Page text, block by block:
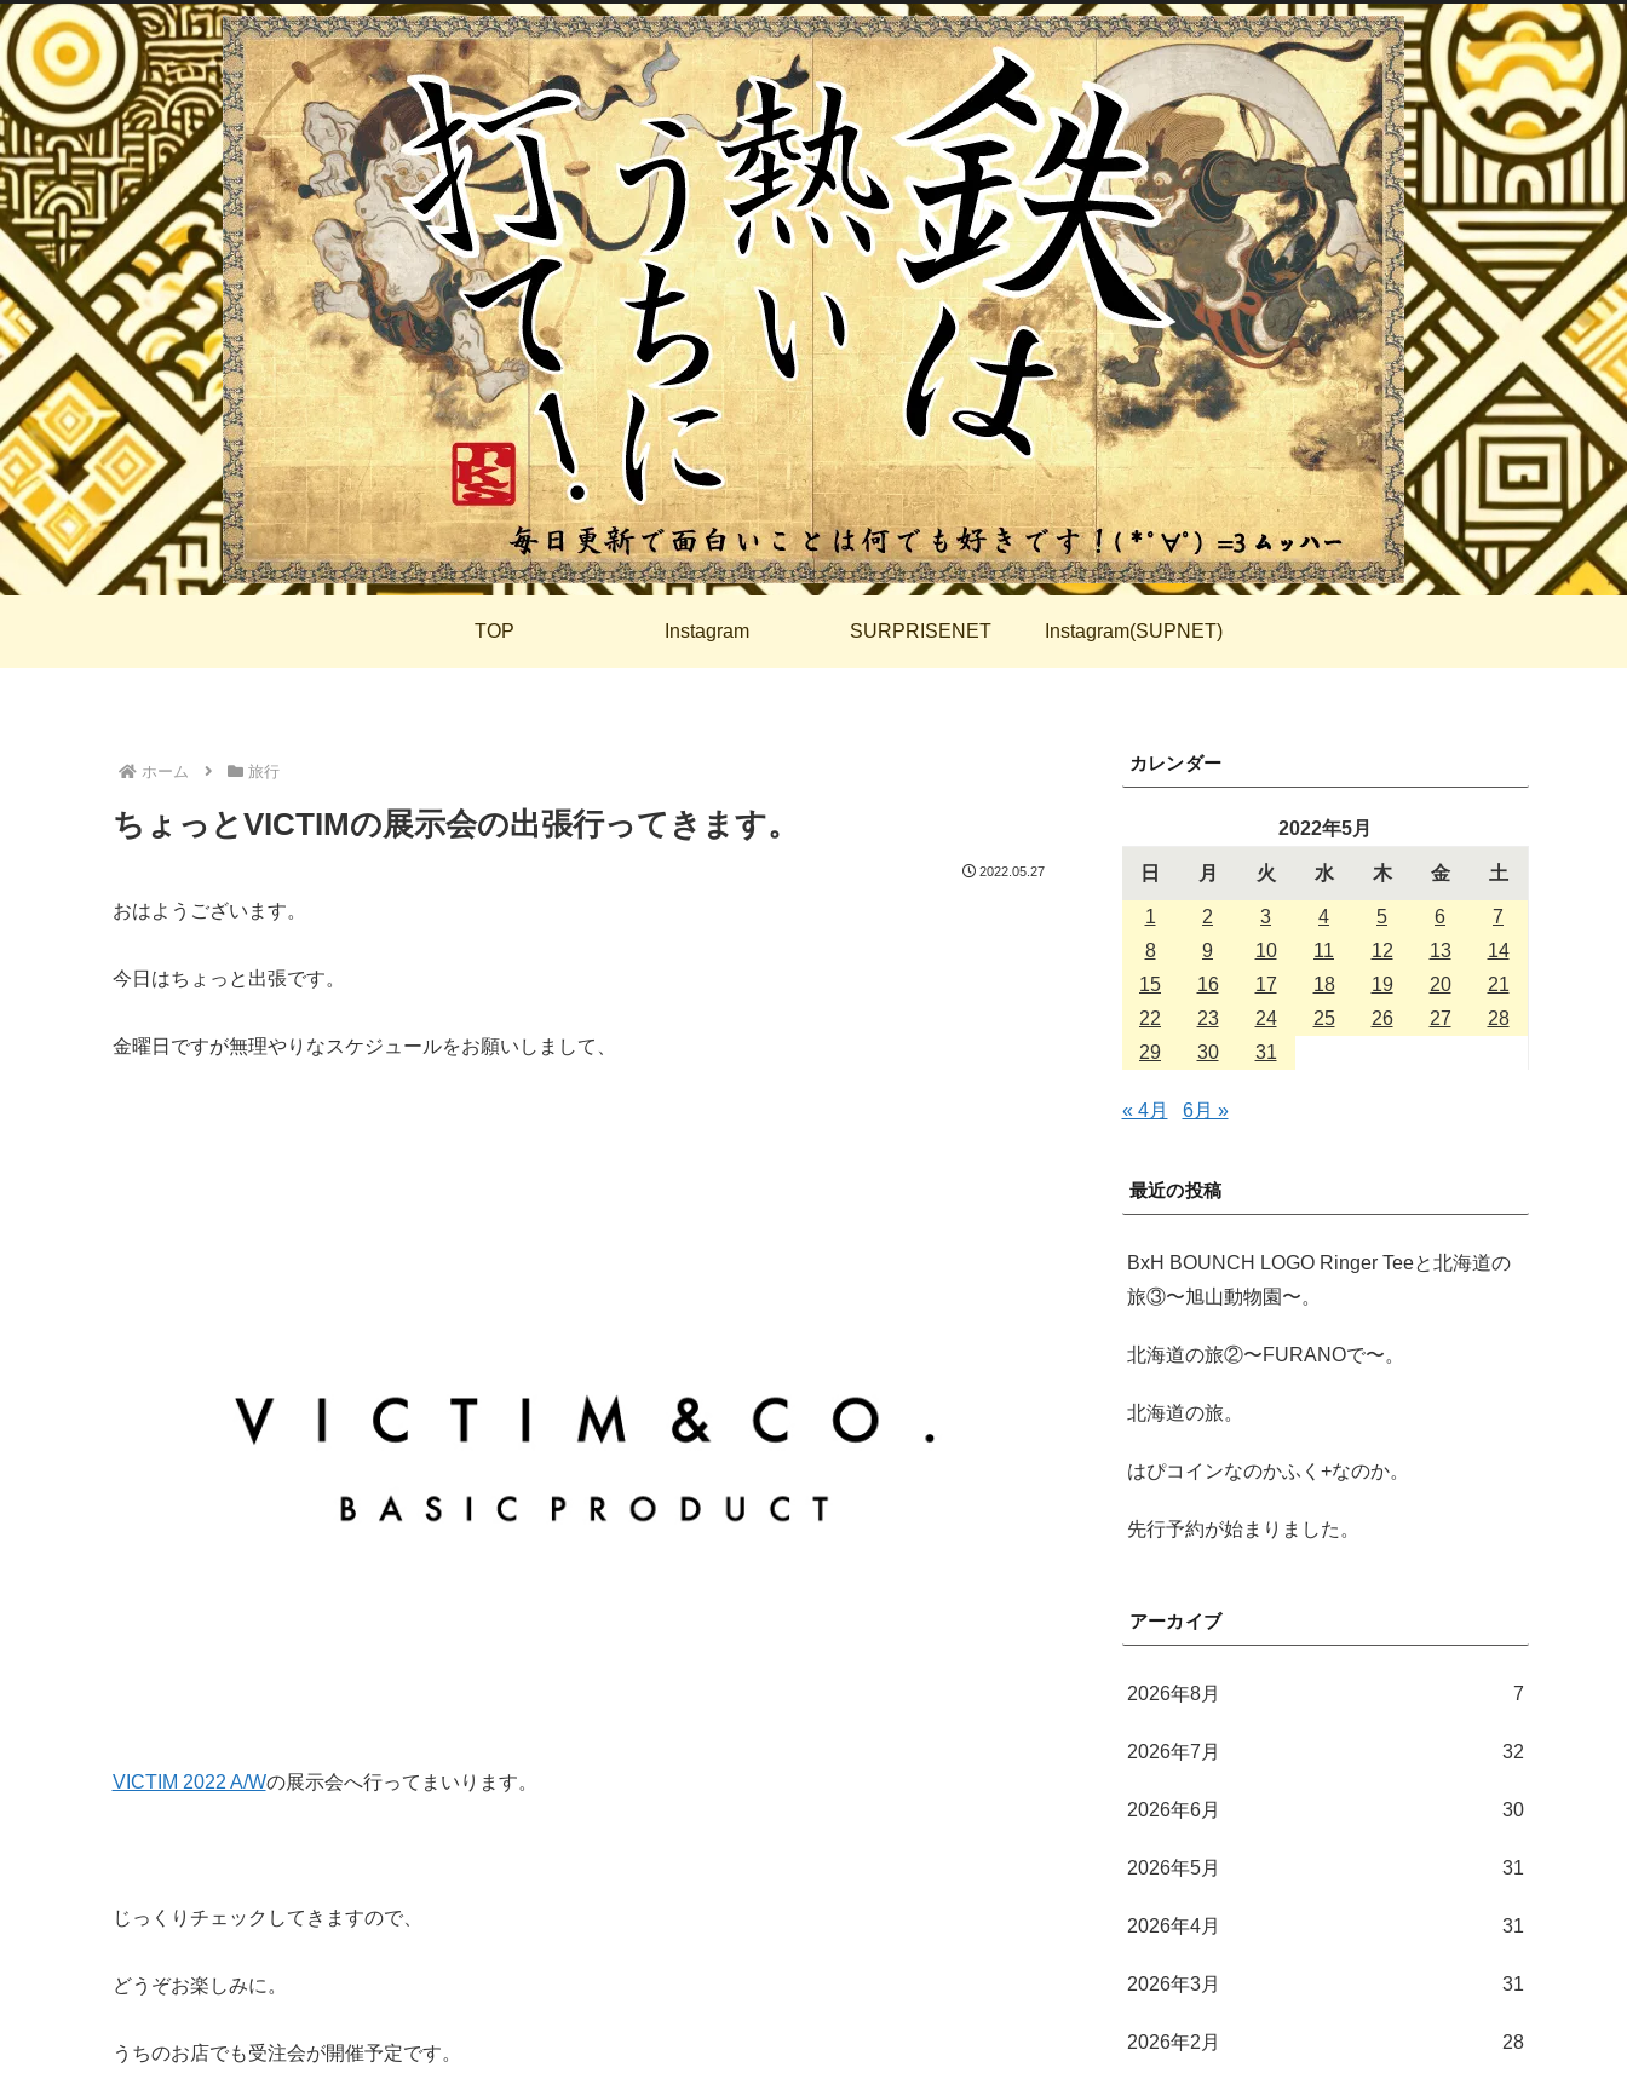
TOP Instagram SURPRISENET Instagram(SUPNET)
ホーム 旅行
ちょっとVICTIMの展示会の出張行ってきます。
2022.05.27
おはようございます。
今日はちょっと出張です。
金曜日ですが無理やりなスケジュールをお願いしまして、
VICTIM 2022 A/Wの展示会へ行ってまいります。
じっくりチェックしてきますので、
どうぞお楽しみに。
うちのお店でも受注会が開催予定です。
カレンダー
2022年5月
日 月 火 水 木 金 土
1 2 3 4 5 6
7
8
9 10 11 12 13
14
15
16 17 18 19 20
21
22
23 24 25 26 27
28
29
30 31
« 4月 6月 »
最近の投稿
BxH BOUNCH LOGO Ringer Teeと北海道の
旅③〜旭山動物園〜。
北海道の旅②〜FURANOで〜。
北海道の旅。
はぴコインなのかふく+なのか。
先行予約が始まりました。
アーカイブ
2026年8月 7
2026年7月 32
2026年6月 30
2026年5月 31
2026年4月 31
2026年3月 31
2026年2月 28